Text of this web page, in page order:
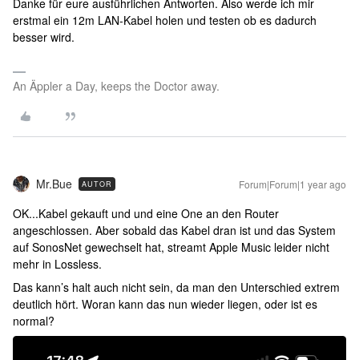
Danke für eure ausführlichen Antworten. Also werde ich mir
erstmal ein 12m LAN-Kabel holen und testen ob es dadurch
besser wird.
An Äppler a Day, keeps the Doctor away.
Mr.Bue AUTOR Forum|Forum|1 year ago
OK...Kabel gekauft und und eine One an den Router
angeschlossen. Aber sobald das Kabel dran ist und das System
auf SonosNet gewechselt hat, streamt Apple Music leider nicht
mehr in Lossless.
Das kann’s halt auch nicht sein, da man den Unterschied extrem
deutlich hört. Woran kann das nun wieder liegen, oder ist es
normal?